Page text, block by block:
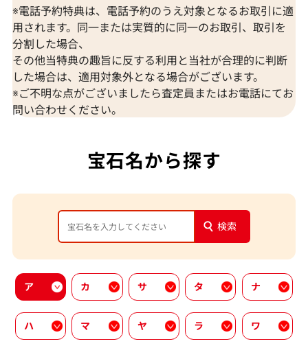
※電話予約特典は、電話予約のうえ対象となるお取引に適
用されます。同一または実質的に同一のお取引、取引を
分割した場合、
その他当特典の趣旨に反する利用と当社が合理的に判断
した場合は、適用対象外となる場合がございます。
※ご不明な点がございましたら査定員またはお電話にてお
問い合わせください。
宝石名から探す
検索
ア カ サ タ ナ
ハ マ ヤ ラ ワ